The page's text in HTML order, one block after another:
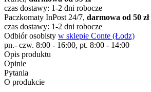
czas dostawy: 1-2 dni robocze
Paczkomaty InPost 24/7, darmowa od 50 zł
czas dostawy: 1-2 dni robocze
Odbiór osobisty w sklepie Conte (Łodz)
pn.- czw. 8:00 - 16:00, pt. 8:00 - 14:00
Opis produktu
Opinie
Pytania
O produkcie